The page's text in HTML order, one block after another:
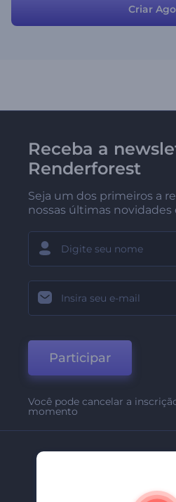
idéias, experimente e aproveite seu
Criar
Receba a
Renderforest
Seja um dos primeiros a
nossas últimas novidades
Participar
Você pode cancelar a
momento